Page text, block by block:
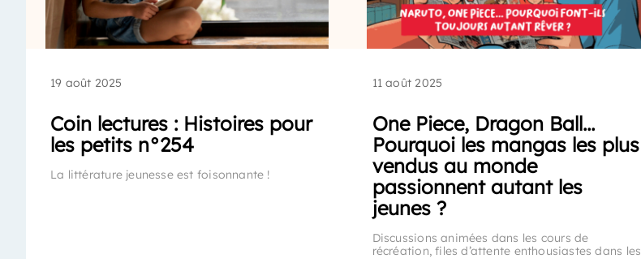
19 août 2025
Coin lectures : Histoires pour
les petits n°254
La littérature jeunesse est foisonnante !
11 août 2025
One Piece, Dragon Ball…
Pourquoi les mangas les plus
vendus au monde
passionnent autant les
jeunes ?
Discussions animées dans les cours de
récréation, files d’attente enthousiastes dans les